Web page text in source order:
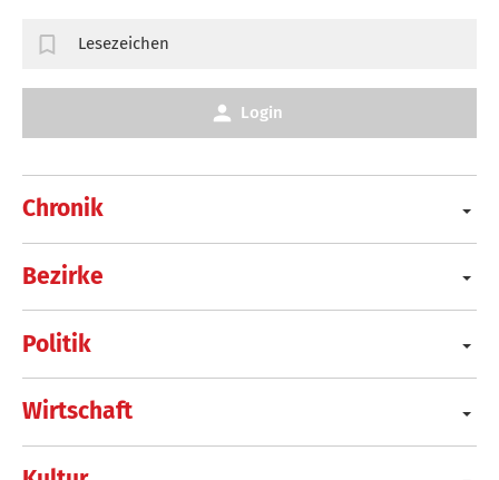
Chronik
Bezirke
Politik
Wirtschaft
Lesezeichen
Login